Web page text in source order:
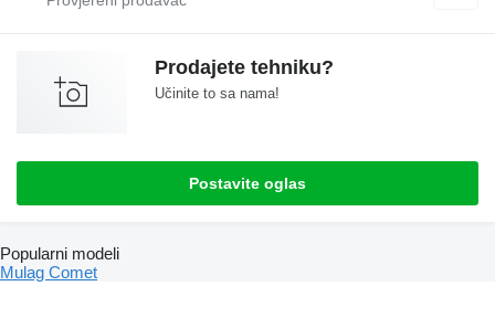
Prodajete tehniku?
Učinite to sa nama!
Postavite oglas
Popularni modeli
Mulag Comet